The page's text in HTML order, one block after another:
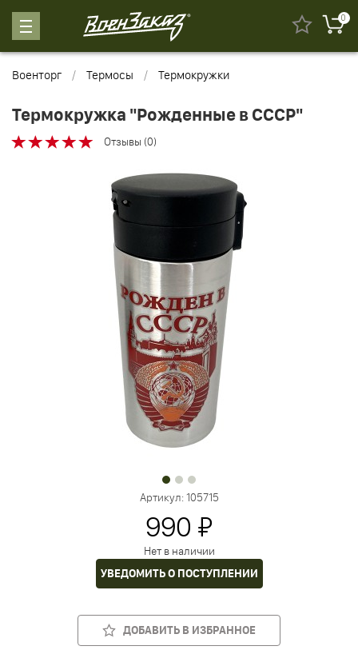
0
Военторг Термосы Термокружки
Термокружка "Рожденные в СССР"
Отзывы (0)
Артикул:105715
990 ₽
Нет в наличии
УВЕДОМИТЬ О ПОСТУПЛЕНИИ
ДОБАВИТЬ В ИЗБРАННОЕ